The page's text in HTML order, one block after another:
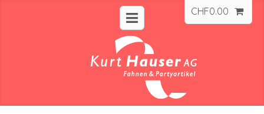
CHF0.00